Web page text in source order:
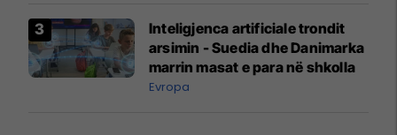
Inteligjenca artificiale trondit
arsimin - Suedia dhe Danimarka
marrin masat e para në shkolla
Evropa